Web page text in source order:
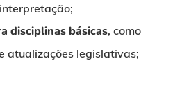
disciplinas básicas, como
atualizações legislativas;